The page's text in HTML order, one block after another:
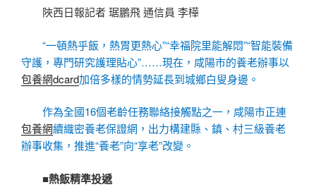
陜西日報記者 琚鵬飛 通信員 李樺
“一頓熱乎飯，熱胃更熱心”“幸福院里能解悶”“智能裝備
守護，專門研究護理貼心”……現在，咸陽市的養老辦事以
包養網dcard加倍多樣的情勢延長到城鄉白叟身邊。
作為全國16個老齡任務聯絡接觸點之一，咸陽市正連
包養網續織密養老保證網，出力構建縣、鎮、村三級養老
辦事收集，推進“養老”向“享老”改變。
■熱飯精準投遞